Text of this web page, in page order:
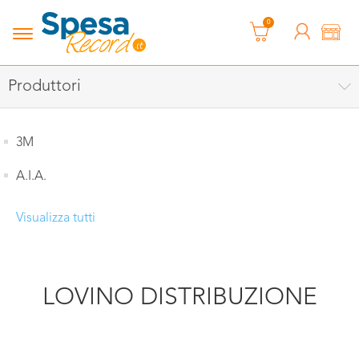
0
Produttori
3M
A.I.A.
Visualizza tutti
LOVINO DISTRIBUZIONE